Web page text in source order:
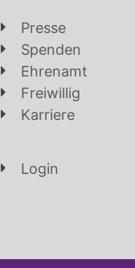
Presse
Spenden
Ehrenamt
Freiwillig
Karriere
Login